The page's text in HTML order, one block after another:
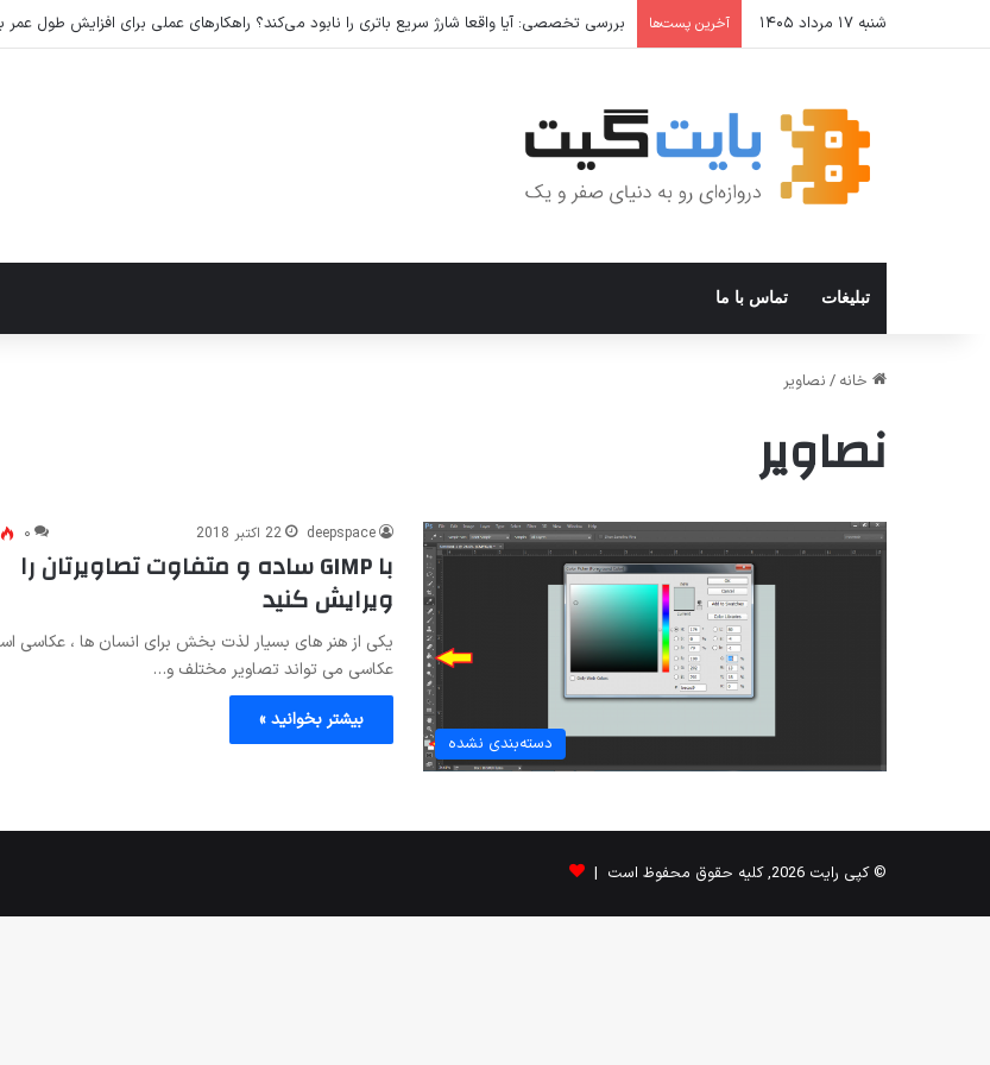
شنبه ۱۷ مرداد ۱۴۰۵ آخرین پست‌ها بررسی تخصصی: آیا واقعا شارژ سریع باتری را نابود می‌کند؟ راهکارهای عملی برای افزایش طول عمر
تبلیغات تماس با ما
خانه / نصاوير
نصاوير
دسته‌بندی نشده
deepspace 22 اکتبر 2018 ۰
با GIMP ساده و متفاوت تصاویرتان را
ویرایش کنید
یکی از هنر های بسیار لذت بخش برای انسان ها ، عکاسی
عکاسی می تواند تصاویر مختلف و…
بیشتر بخوانید »
© کپی رایت 2026, کلیه حقوق محفوظ است |